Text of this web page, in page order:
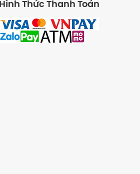
Hình Thức Thanh Toán